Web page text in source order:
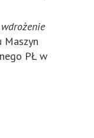
Maszyn
PŁ w